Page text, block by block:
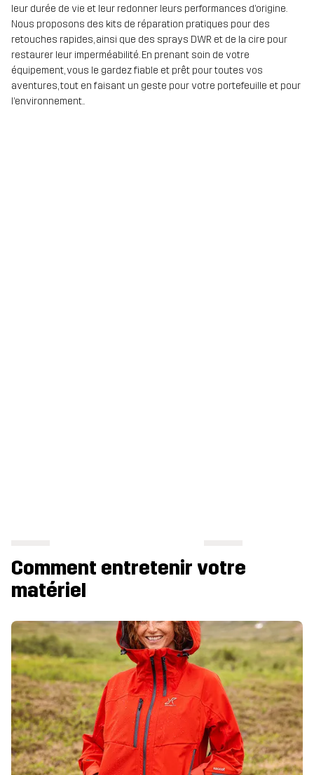
leur durée de vie et leur redonner leurs performances d’origine.
Nous proposons des kits de réparation pratiques pour des
retouches rapides, ainsi que des sprays DWR et de la cire pour
restaurer leur imperméabilité. En prenant soin de votre
équipement, vous le gardez fiable et prêt pour toutes vos
aventures, tout en faisant un geste pour votre portefeuille et pour
l’environnement..
Comment entretenir votre
matériel